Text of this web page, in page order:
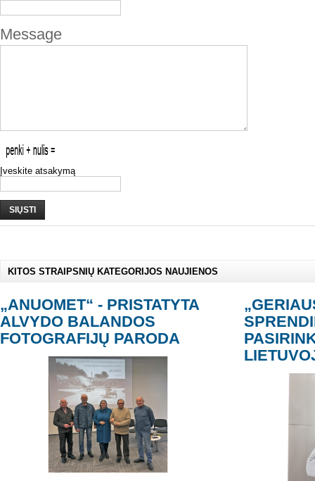
Message
Įveskite atsakymą
SIŲSTI
KITOS STRAIPSNIŲ KATEGORIJOS NAUJIENOS
„ANUOMET“ - PRISTATYTA
ALVYDO BALANDOS
FOTOGRAFIJŲ PARODA